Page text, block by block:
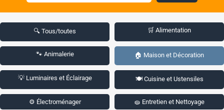
🔍 Tous/toutes 🛒 Alimentation
🐾 Animalerie 🏠 Maison et Décoration
💡 Luminaires et Éclairage 🍽️ Cuisine et Ustensiles
⚙️ Électroménager 🧽 Entretien et Nettoyage